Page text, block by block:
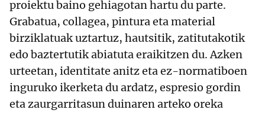
proiektu baino gehiagotan hartu du parte.
Grabatua, collagea, pintura eta material
birziklatuak uztartuz, hautsitik, zatitutakotik
edo baztertutik abiatuta eraikitzen du. Azken
urteetan, identitate anitz eta ez-normatiboen
inguruko ikerketa du ardatz, espresio gordin
eta zaurgarritasun duinaren arteko oreka